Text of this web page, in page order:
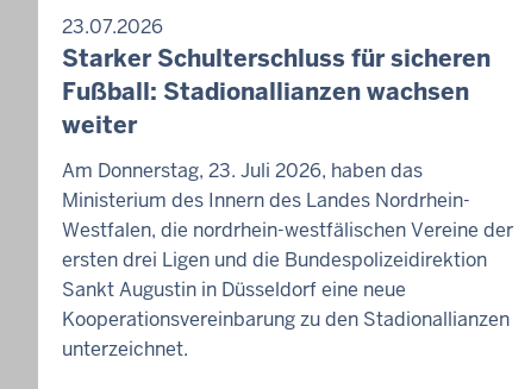
23.07.2026
Starker Schulterschluss für sicheren
Fußball: Stadionallianzen wachsen
weiter
Am Donnerstag, 23. Juli 2026, haben das
Ministerium des Innern des Landes Nordrhein-
Westfalen, die nordrhein-westfälischen Vereine der
ersten drei Ligen und die Bundespolizeidirektion
Sankt Augustin in Düsseldorf eine neue
Kooperationsvereinbarung zu den Stadionallianzen
unterzeichnet.